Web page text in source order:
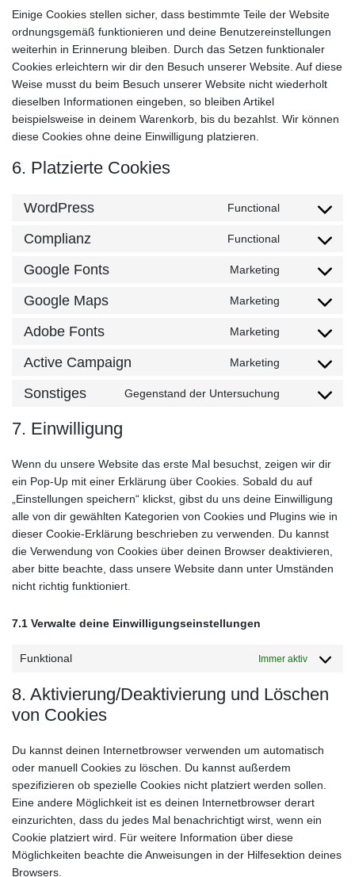
Einige Cookies stellen sicher, dass bestimmte Teile der Website
ordnungsgemäß funktionieren und deine Benutzereinstellungen
weiterhin in Erinnerung bleiben. Durch das Setzen funktionaler
Cookies erleichtern wir dir den Besuch unserer Website. Auf diese
Weise musst du beim Besuch unserer Website nicht wiederholt
dieselben Informationen eingeben, so bleiben Artikel
beispielsweise in deinem Warenkorb, bis du bezahlst. Wir können
diese Cookies ohne deine Einwilligung platzieren.
6. Platzierte Cookies
WordPress Functional
Consent
service
Complianz Functional
Consent
service
Google Fonts Marketing
Consent
service
Google Maps Marketing
Consent
service
Adobe Fonts Marketing
Consent
service
Active Campaign Marketing
Consent
service
Sonstiges Gegenstand der Untersuchung
Consent
7. Einwilligung
Wenn du unsere Website das erste Mal besuchst, zeigen wir dir
ein Pop-Up mit einer Erklärung über Cookies. Sobald du auf
„Einstellungen speichern“ klickst, gibst du uns deine Einwilligung
alle von dir gewählten Kategorien von Cookies und Plugins wie in
dieser Cookie-Erklärung beschrieben zu verwenden. Du kannst
die Verwendung von Cookies über deinen Browser deaktivieren,
aber bitte beachte, dass unsere Website dann unter Umständen
nicht richtig funktioniert.
7.1 Verwalte deine Einwilligungseinstellungen
Funktional Immer aktiv
8. Aktivierung/Deaktivierung und Löschen
von Cookies
Du kannst deinen Internetbrowser verwenden um automatisch
oder manuell Cookies zu löschen. Du kannst außerdem
spezifizieren ob spezielle Cookies nicht platziert werden sollen.
Eine andere Möglichkeit ist es deinen Internetbrowser derart
einzurichten, dass du jedes Mal benachrichtigt wirst, wenn ein
Cookie platziert wird. Für weitere Information über diese
Möglichkeiten beachte die Anweisungen in der Hilfesektion deines
Browsers.